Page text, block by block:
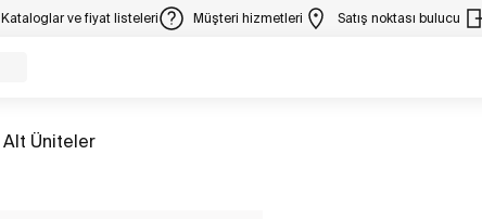
Kataloglar ve fiyat listeleri Müşteri hizmetleri Satış noktası bulucu
Tüm
Alt Üniteler